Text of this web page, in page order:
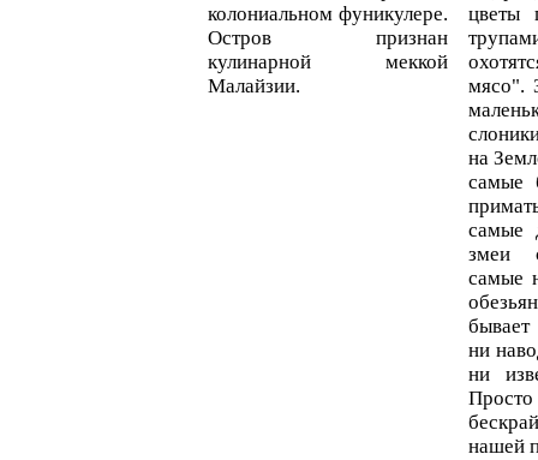
колониальном фуникулере.
Остров признан
кулинарной меккой
Малайзии.
цветы
мясо".
на
самые
самые
змеи
самые
бывает
ни
ни
нашей